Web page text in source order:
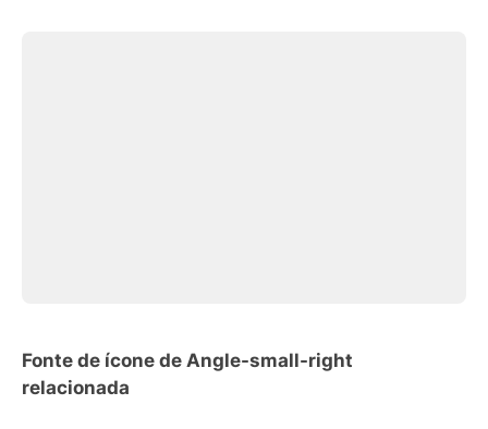
Fonte de ícone de Angle-small-right
relacionada